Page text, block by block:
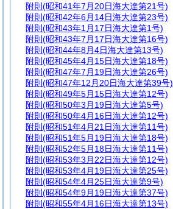
附則 (昭和41年7月20日海大達第21号)
附則 (昭和42年6月14日海大達第23号)
附則 (昭和43年1月17日海大達第1号)
附則 (昭和43年7月17日海大達第16号)
附則 (昭和44年8月4日海大達第13号)
附則 (昭和45年4月15日海大達第18号)
附則 (昭和47年7月19日海大達第26号)
附則 (昭和47年12月20日海大達第39号)
附則 (昭和49年5月15日海大達第12号)
附則 (昭和50年3月19日海大達第5号)
附則 (昭和50年4月16日海大達第12号)
附則 (昭和51年4月21日海大達第11号)
附則 (昭和51年5月19日海大達第18号)
附則 (昭和52年5月18日海大達第11号)
附則 (昭和53年3月22日海大達第12号)
附則 (昭和53年4月19日海大達第25号)
附則 (昭和54年4月25日海大達第9号)
附則 (昭和54年9月19日海大達第37号)
附則 (昭和55年4月16日海大達第13号)